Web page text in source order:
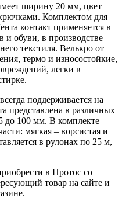
ширину 20 мм, цвет
Комплектом для
контакт применяется в
обуви, в производстве
текстиля. Велькро от
термо и износостойкие,
легки в
поддерживается на
представлена в различных
до 100 мм. В комплекте
мягкая – ворсистая и
в рулонах по 25 м,
в Протос со
товар на сайте и